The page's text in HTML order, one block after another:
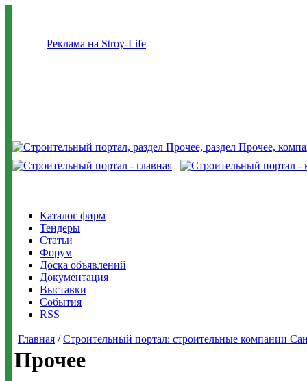
Реклама на Stroy-Life
Каталог фирм
Тендеры
Статьи
Форум
Доска объявлений
Документация
Выставки
События
RSS
Главная /Строительный портал: строительные компании
Прочее